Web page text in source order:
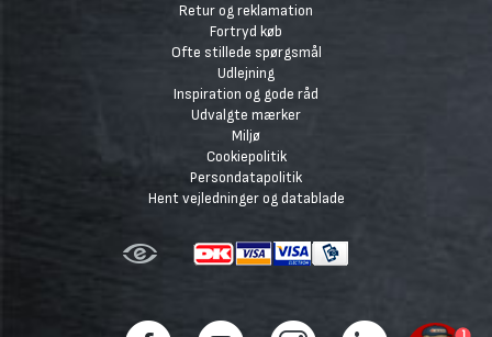
Retur og reklamation
Fortryd køb
Ofte stillede spørgsmål
Udlejning
Inspiration og gode råd
Udvalgte mærker
Miljø
Cookiepolitik
Persondatapolitik
Hent vejledninger og datablade